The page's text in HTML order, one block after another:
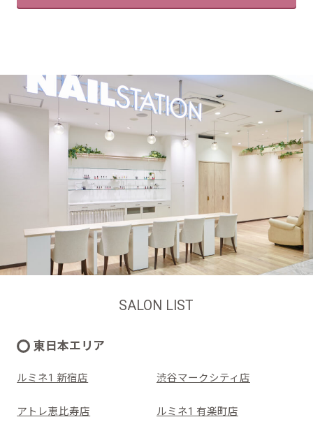
SALON LIST
東日本エリア
ルミネ1 新宿店 渋谷マークシティ店
アトレ恵比寿店 ルミネ1 有楽町店